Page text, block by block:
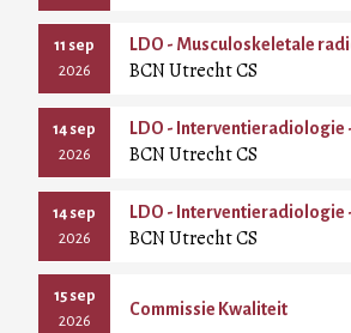
11 sep
2026
LDO - Musculoskeletale
BCN Utrecht CS
14 sep
2026
LDO - Interventieradiologie
BCN Utrecht CS
14 sep
2026
LDO - Interventieradiologie
BCN Utrecht CS
15 sep
2026
Commissie Kwaliteit